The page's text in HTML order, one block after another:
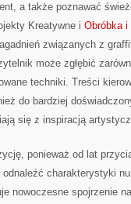
a także poznawać
Kreatywne i Obróbka
związanych z
może zgłębić
techniki. Treści
do bardziej
się z inspiracją
ponieważ od lat
charakterystyki
nowoczesne spojrzenie